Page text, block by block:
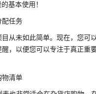
基本使用！
配任务
从未如此简单。现在，您可
醒，以便您可以专注于真正重
物清单